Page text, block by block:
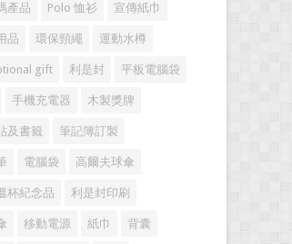
產品 Polo 恤衫 宣傳紙巾
品 環保頸繩 運動水樽
gift 利是封 平板電腦袋
手機充電器 木製獎牌
及書籤 筆記簿訂製
電腦袋 高爾夫球傘
杯紀念品 利是封印刷
移動電源 紙巾 背囊